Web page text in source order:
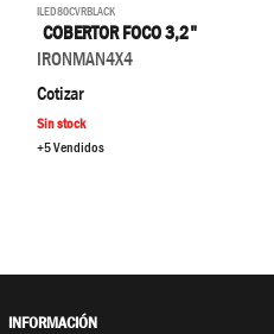
ILED80CVRBLACK
COBERTOR FOCO 3,2"
IRONMAN4X4
Cotizar
Sin stock
+5 Vendidos
INFORMACIÓN